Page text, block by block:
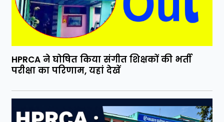
HPRCA ने घोषित किया संगीत शिक्षकों की भर्ती
परीक्षा का परिणाम, यहां देखें